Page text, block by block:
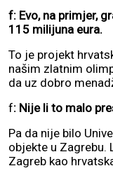
f: Evo, na primjer,
115 milijuna eura.
To je projekt
našim zlatnim
da uz dobro
f: Nije li to malo
Pa da nije bilo
objekte u Zagrebu.
Zagreb kao